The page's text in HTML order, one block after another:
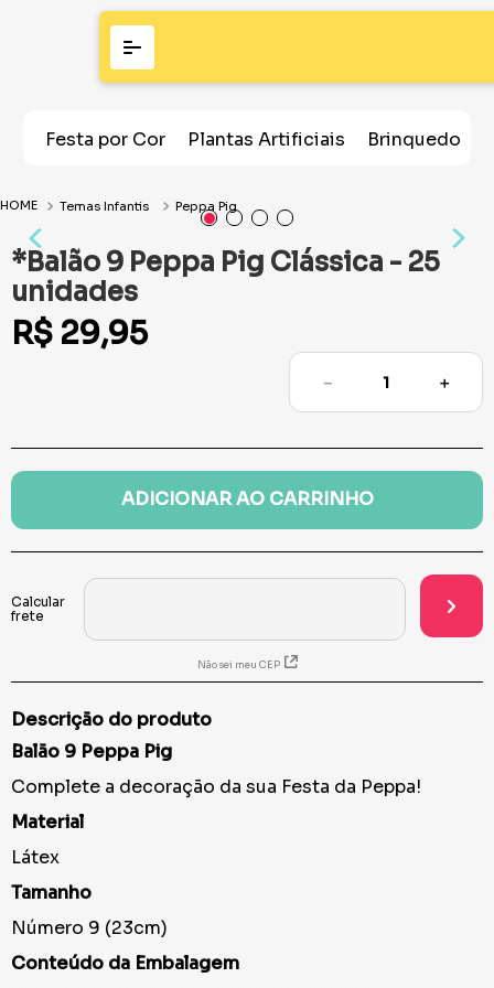
Festa por Cor Plantas Artificiais Brinquedos
Temas Infantis Peppa Pig
*Balão 9 Peppa Pig Clássica - 25
unidades
R$ 29,95
＋
－
ADICIONAR AO CARRINHO
Não sei meu CEP
Descrição do produto
Balão 9 Peppa Pig
Complete a decoração da sua Festa da Peppa!
Material
Látex
Tamanho
Número 9 (23cm)
Conteúdo da Embalagem